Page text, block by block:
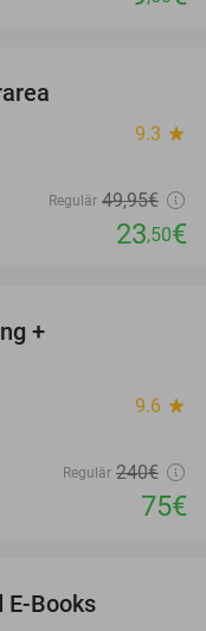
9.3 star
Regulär 49,95€
23,50€
+
9.6 star
Regulär 240€
75€
E-Books